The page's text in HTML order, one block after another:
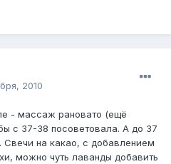
2010
- массаж рановато (ещё
с 37-38 посоветовала. А до 37
Свечи на какао, с добавлением
можно чуть лаванды добавить